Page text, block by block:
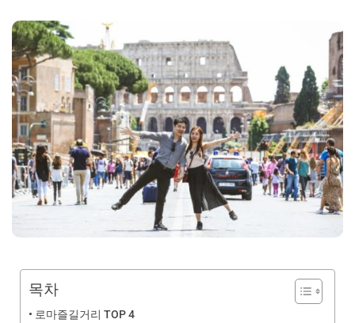
목차
로마즐길거리 TOP 4